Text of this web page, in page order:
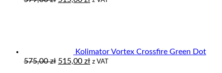
Kolimator Vortex Crossfire Green Dot
575,00zł Pierwotna
515,00 złAktualna
z VAT